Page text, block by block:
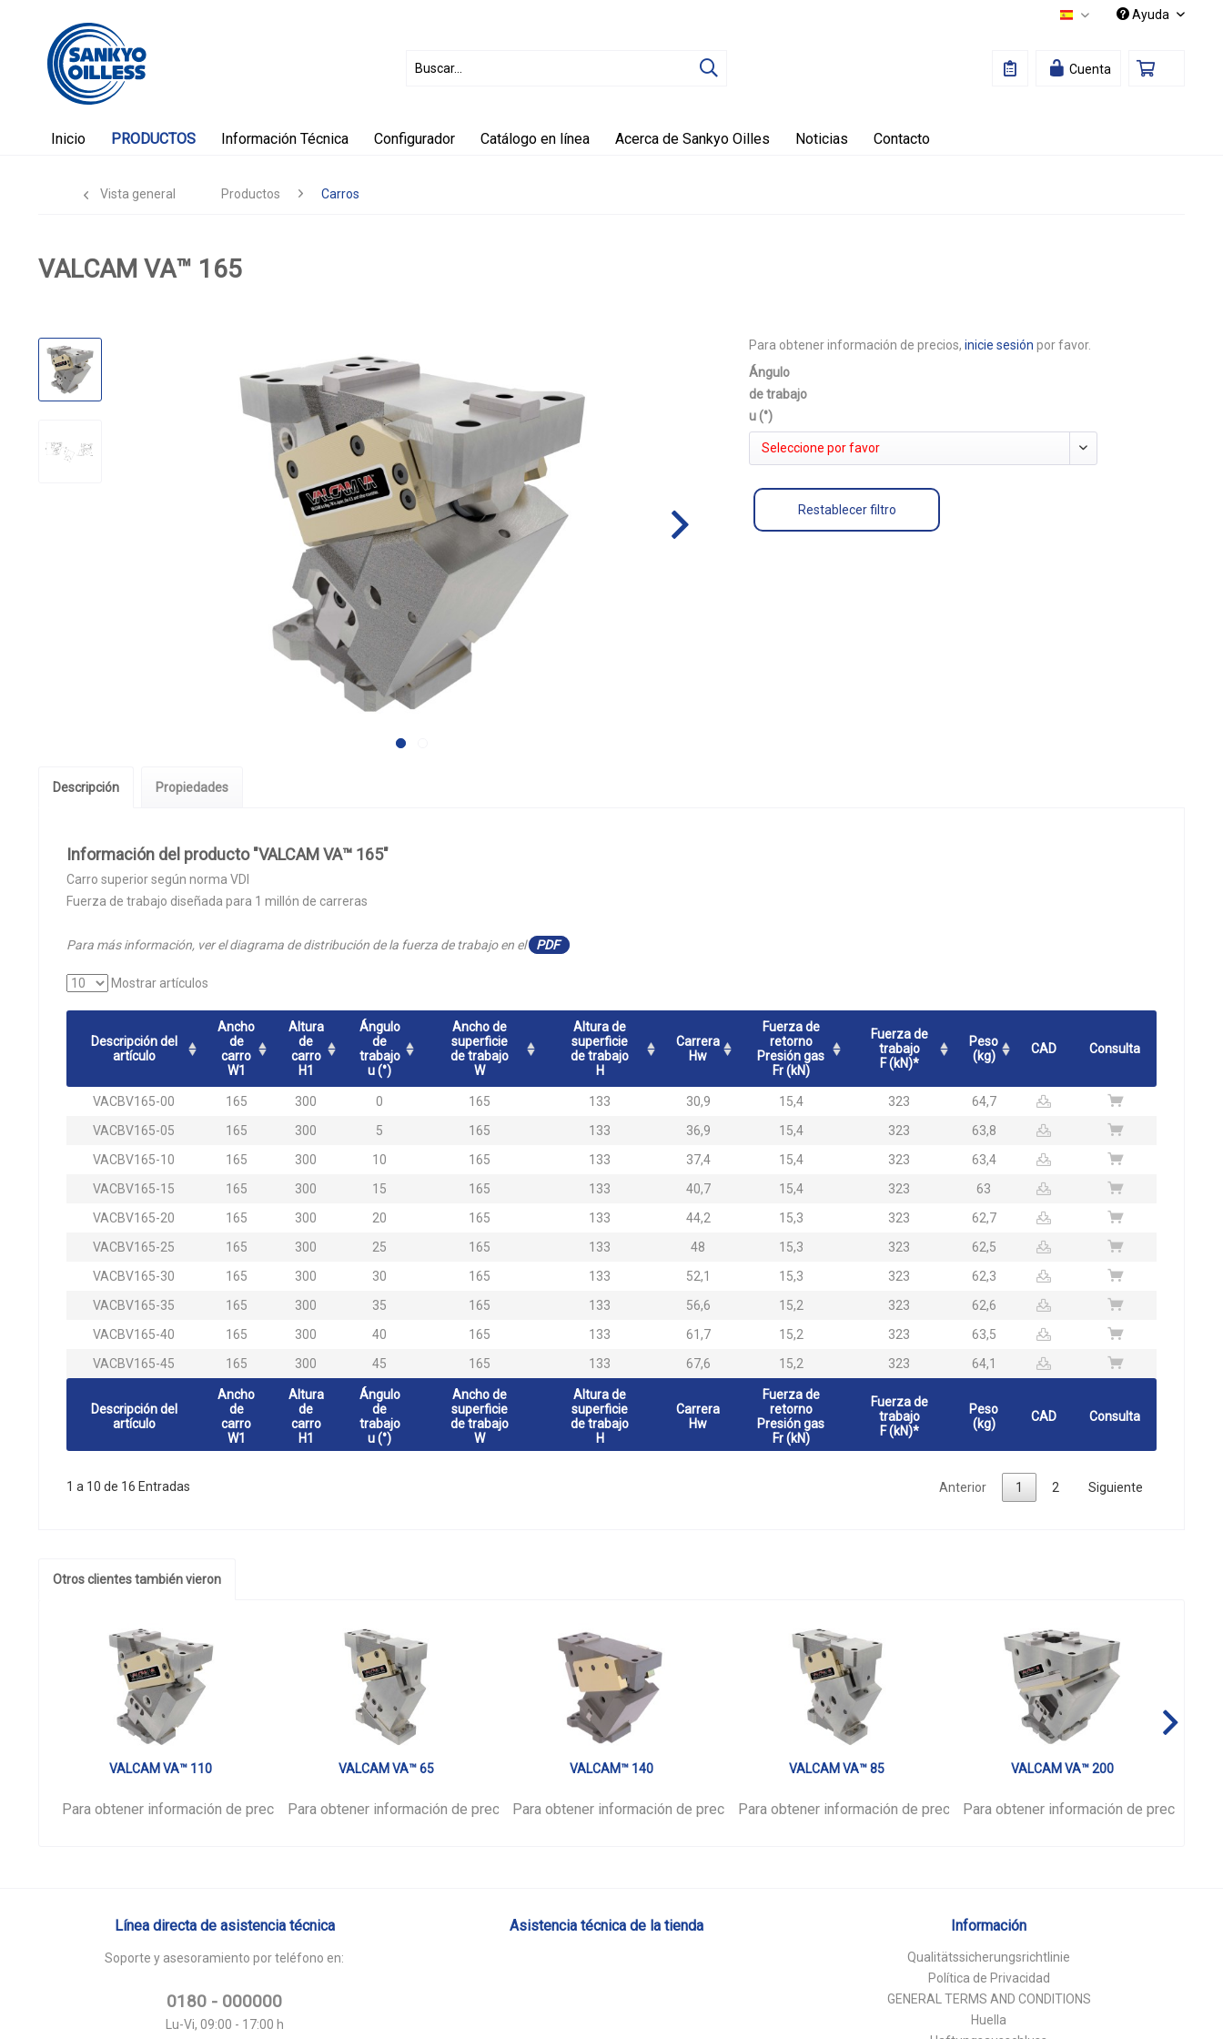
Español Ayuda
Cuenta
Inicio PRODUCTOS Información Técnica Configurador Catálogo en línea Acerca de Sankyo Oilles Noticias Contacto
Vista general Productos Carros
VALCAM VA™ 165
Para obtener información de precios,inicie sesión por favor.
Ángulo
de trabajo
u (°)
Seleccione por favor
Restablecer filtro
Descripción Propiedades
Información del producto "VALCAM VA™ 165"
Carro superior según norma VDI
Fuerza de trabajo diseñada para 1 millón de carreras
Para más información, ver el diagrama de distribución de la fuerza de trabajo en el PDF
Mostrar artículos
Descripción del
artículo
Ancho
de
carro
W1
Altura
de
carro
H1
Ángulo
de
trabajo
u (°)
Ancho de
superficie
de trabajo
W
Altura de
superficie
de trabajo
H
Carrera
Hw
Fuerza de
retorno
Presión gas
Fr (kN)
Fuerza de
trabajo
F (kN)*
Peso
(kg)
CAD Consulta
VACBV165-00 165 300 0 165 133 30,9 15,4 323
64,7
VACBV165-05
165 300 5 165 133 36,9 15,4 323
63,8
VACBV165-10
165 300 10 165 133 37,4 15,4 323
63,4
VACBV165-15
165 300 15 165 133 40,7 15,4 323
63
VACBV165-20
165 300 20 165 133 44,2 15,3 323
62,7
VACBV165-25
165 300 25 165 133 48 15,3 323
62,5
VACBV165-30
165 300 30 165 133 52,1 15,3 323
62,3
VACBV165-35
165 300 35 165 133 56,6 15,2 323
62,6
VACBV165-40
165 300 40 165 133 61,7 15,2 323
63,5
VACBV165-45
165 300 45 165 133 67,6 15,2 323 64,1
Descripción del
artículo
Ancho
de
carro
W1
Altura
de
carro
H1
Ángulo
de
trabajo
u (°)
Ancho de
superficie
de trabajo
W
Altura de
superficie
de trabajo
H
Carrera
Hw
Fuerza de
retorno
Presión gas
Fr (kN)
Fuerza de
trabajo
F (kN)*
Peso
(kg)
CAD Consulta
1 a 10 de 16 Entradas Anterior 1 2 Siguiente
Otros clientes también vieron
VALCAM VA™ 110
Para obtener información de precios,inicie sesiónpor favor.
VALCAM VA™ 65
Para obtener información de precios,inicie sesiónpor favor.
VALCAM™ 140
Para obtener información de precios,inicie sesiónpor favor.
VALCAM VA™ 85
Para obtener información de precios,inicie sesiónpor favor.
VALCAM VA™ 200
Para obtener información de precios,
Línea directa de asistencia técnica
Soporte y asesoramiento por teléfono en:
0180 - 000000
Lu-Vi, 09:00 - 17:00 h
Asistencia técnica de la tienda Información
Qualitätssicherungsrichtlinie
Política de Privacidad
GENERAL TERMS AND CONDITIONS
Huella